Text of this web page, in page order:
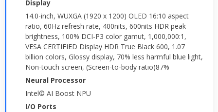
Display
14.0-inch, WUXGA (1920 x 1200) OLED 16:10 aspect
ratio, 60Hz refresh rate, 400nits, 600nits HDR peak
brightness, 100% DCI-P3 color gamut, 1,000,000:1,
VESA CERTIFIED Display HDR True Black 600, 1.07
billion colors, Glossy display, 70% less harmful blue light,
Non-touch screen, (Screen-to-body ratio)87%
Neural Processor
Intel© AI Boost NPU
I/O Ports